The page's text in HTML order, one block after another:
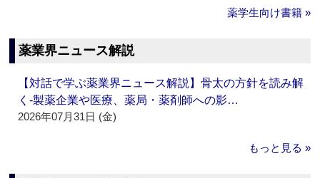
薬学生向け書籍 »
薬業界ニュース解説
【対話で学ぶ薬業界ニュース解説】骨太の方針を読み解
く‐製薬企業や医療、薬局・薬剤師への影…
2026年07月31日 (金)
もっと見る »